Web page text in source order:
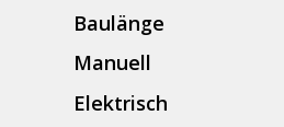
Baulänge
Manuell
Elektrisch